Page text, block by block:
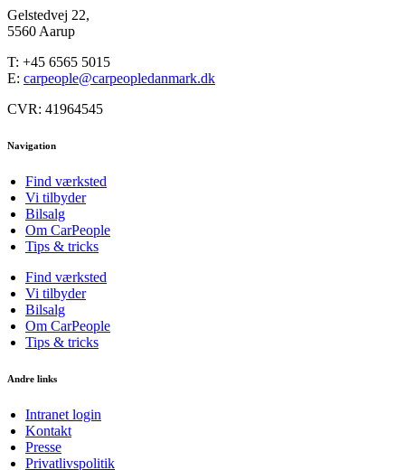
Gelstedvej 22,
5560 Aarup
T: +45 6565 5015
E: carpeople@carpeopledanmark.dk
CVR: 41964545
Navigation
Find værksted
Vi tilbyder
Bilsalg
Om CarPeople
Tips & tricks
Find værksted
Vi tilbyder
Bilsalg
Om CarPeople
Tips & tricks
Andre links
Intranet login
Kontakt
Presse
Privatlivspolitik